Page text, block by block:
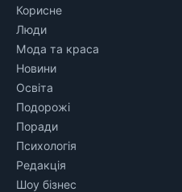
Корисне
Люди
Мода та краса
Новини
Освіта
Подорожі
Поради
Психологія
Редакція
Шоу бізнес